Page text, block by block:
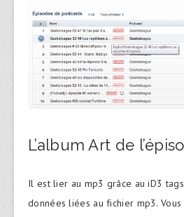
L’album Art de
Il est lier au mp3 grâce au iD3
données liées au fichier mp3.